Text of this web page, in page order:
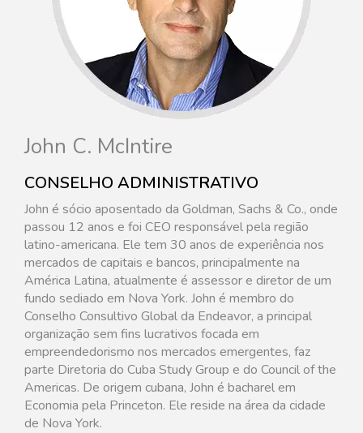
John C. McIntire
CONSELHO ADMINISTRATIVO
John é sócio aposentado da Goldman, Sachs & Co., onde
passou 12 anos e foi CEO responsável pela região
latino-americana. Ele tem 30 anos de experiência nos
mercados de capitais e bancos, principalmente na
América Latina, atualmente é assessor e diretor de um
fundo sediado em Nova York. John é membro do
Conselho Consultivo Global da Endeavor, a principal
organização sem fins lucrativos focada em
empreendedorismo nos mercados emergentes, faz
parte Diretoria do Cuba Study Group e do Council of the
Americas. De origem cubana, John é bacharel em
Economia pela Princeton. Ele reside na área da cidade
de Nova York.